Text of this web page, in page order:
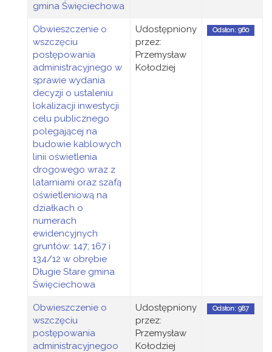
gmina Święciechowa
Obwieszczenie o
wszczęciu
postępowania
administracyjnego w
sprawie wydania
decyzji o ustaleniu
lokalizacji inwestycji
celu publicznego
polegającej na
budowie kablowych
linii oświetlenia
drogowego wraz z
latarniami oraz szafą
oświetleniową na
działkach o
numerach
ewidencyjnych
gruntów: 147; 167 i
134/12 w obrębie
Długie Stare gmina
Święciechowa
Udostępniony
przez:
Przemysław
Kołodziej
Odsłon: 960
Obwieszczenie o
wszczęciu
postępowania
administracyjnegoo
Udostępniony
przez:
Przemysław
Kołodziej
Odsłon: 987